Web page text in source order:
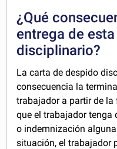
¿Qué
entrega de
disciplinario?
La carta de despido
consecuencia la
trabajador a partir de la
que el trabajador tenga
o indemnización
situación, el trabajador